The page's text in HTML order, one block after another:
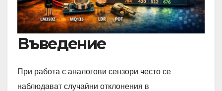
Въведение
При работа с аналогови сензори често се
наблюдават случайни отклонения в